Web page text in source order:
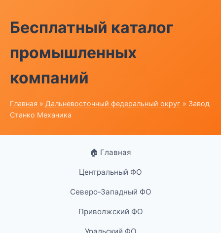
Бесплатный каталог
промышленных
компаний
Главная » Дальневосточный федеральный округ » Завод
Станко Механика
🏠 Главная
Центральный ФО
Северо-Западный ФО
Приволжский ФО